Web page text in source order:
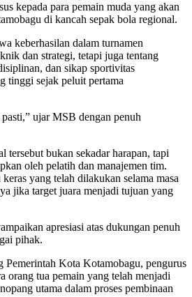
kepada para pemain muda yang akan
di kancah sepak bola regional.
keberhasilan dalam turnamen
dan strategi, tetapi juga tentang
dan sikap sportivitas
tinggi sejak peluit pertama
ujar MSB dengan penuh
tersebut bukan sekadar harapan, tapi
oleh pelatih dan manajemen tim.
yang telah dilakukan selama masa
jika target juara menjadi tujuan yang
apresiasi atas dukungan penuh
pihak.
Pemerintah Kota Kotamobagu, pengurus
orang tua pemain yang telah menjadi
utama dalam proses pembinaan